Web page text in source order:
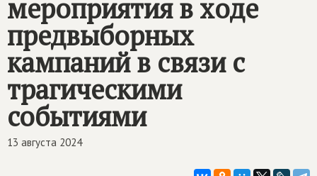
мероприятия в ходе
предвыборных
кампаний в связи с
трагическими
событиями
13 августа 2024